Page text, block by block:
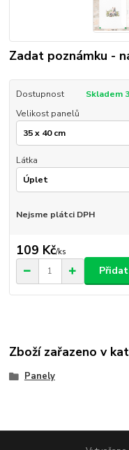
Zadat poznámku -
Dostupnost
Skladem
Velikost panelů
Látka
Nejsme plátci DPH
109 Kč/ks
Zboží zařazeno v
Panely